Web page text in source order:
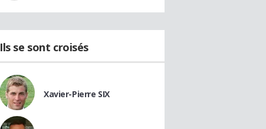
Ils se sont croisés
Xavier-Pierre SIX